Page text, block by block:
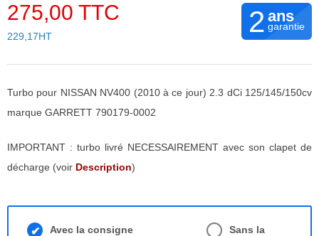
275,00 TTC
229,17HT 2 ans
garantie
Turbo pour NISSAN NV400 (2010 à ce jour) 2.3 dCi 125/145/150cv
marque GARRETT 790179-0002
IMPORTANT : turbo livré NECESSAIREMENT avec son clapet de
décharge (voir Description)
Avec la consigne
Sans la